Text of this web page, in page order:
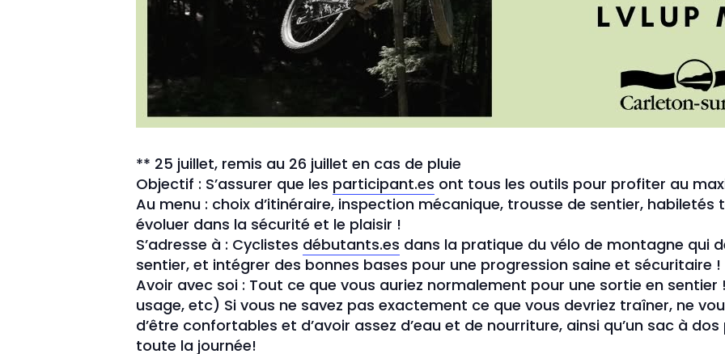
** 25 juillet, remis au 26 juillet en cas de pluie
Objectif : S’assurer que les participant.es ont tous les outils pour profiter au
Au menu : choix d’itinéraire, inspection mécanique, trousse de sentier, habiletés
évoluer dans la sécurité et le plaisir !
S’adresse à : Cyclistes débutants.es dans la pratique du vélo de montagne qui
sentier, et intégrer des bonnes bases pour une progression saine et sécuritaire !
Avoir avec soi : Tout ce que vous auriez normalement pour une sortie en
usage, etc) Si vous ne savez pas exactement ce que vous devriez traîner, ne
d’être confortables et d’avoir assez d’eau et de nourriture, ainsi qu’un sac à
toute la journée!